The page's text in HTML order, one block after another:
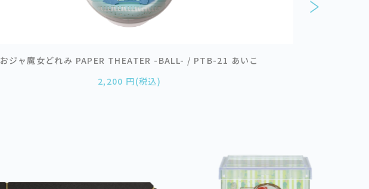
おジャ魔女どれみ PAPER THEATER -BALL- / PTB-21 あいこ
2,200 円(税込)